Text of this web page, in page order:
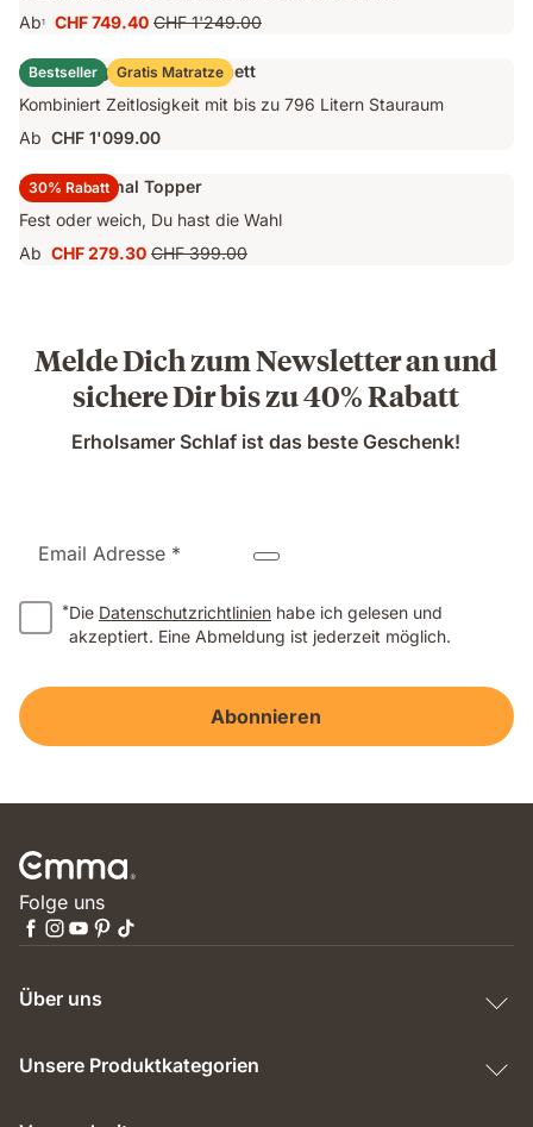
Ab1
Preis
CHF 749.40
CHF 749.40 Ursprünglicher
Preis
CHF 1'249.00
CHF 1'249.00
Bestseller Gratis Matratze
Emma Original Stauraumbett
Kombiniert Zeitlosigkeit mit bis zu 796 Litern Stauraum
Ab CHF 1'099.00
30% Rabatt
Emma Original Topper
Fest oder weich, Du hast die Wahl
Ab Preis
CHF 279.30 Ursprünglicher
CHF 399.00
Melde Dich zum Newsletter an und
sichere Dir bis zu 40% Rabatt
Erholsamer Schlaf ist das beste Geschenk!
Email Adresse *
*Die Datenschutzrichtlinien habe ich gelesen und
akzeptiert. Eine Abmeldung ist jederzeit möglich.
Abonnieren
Folge uns
Über uns
Unsere Produktkategorien